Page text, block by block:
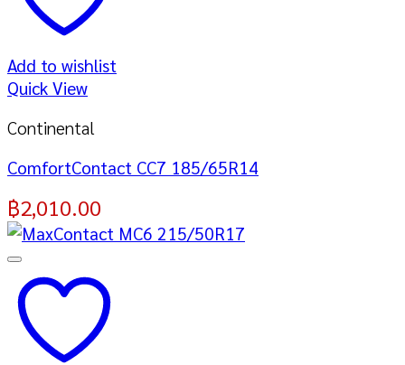
Add to wishlist
Quick View
Continental
ComfortContact CC7 185/65R14
฿2,010.00